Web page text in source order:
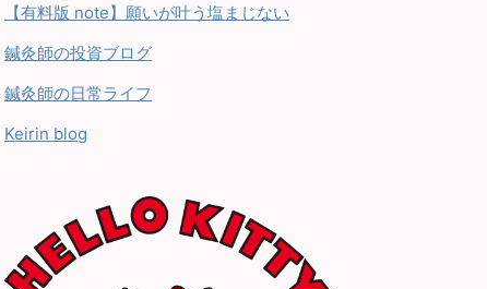
【有料版 note】願いが叶う塩まじない
鍼灸師の投資ブログ
鍼灸師の日常ライフ
Keirin blog